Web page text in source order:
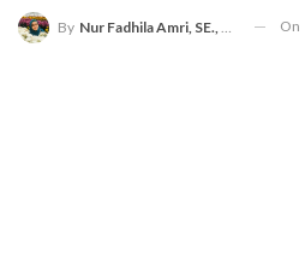
By Nur Fadhila Amri, SE., Ak., M.Si On